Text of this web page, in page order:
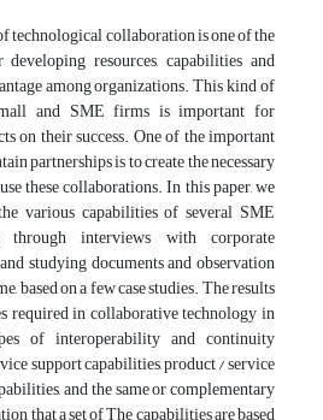
technological collaboration is one of the
resources, capabilities and
among organizations. This kind of
and SME firms is important for
on their success. One of the important
partnerships is to create the necessary
these collaborations. In this paper, we
various capabilities of several SME
through interviews with corporate
studying documents and observation
based on a few case studies. The results
required in collaborative technology in
of interoperability and continuity
support capabilities, product / service
and the same or complementary